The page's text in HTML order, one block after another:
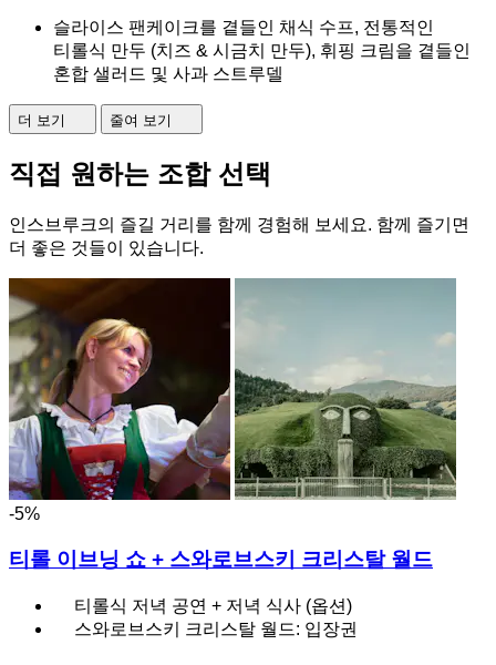
슬라이스 팬케이크를 곁들인 채식 수프, 전통적인
티롤식 만두 (치즈 & 시금치 만두), 휘핑 크림을 곁들인
혼합 샐러드 및 사과 스트루델
더 보기 줄여 보기
직접 원하는 조합 선택
인스브루크의 즐길 거리를 함께 경험해 보세요. 함께 즐기면
더 좋은 것들이 있습니다.
-5%
티롤 이브닝 쇼 + 스와로브스키 크리스탈 월드
티롤식 저녁 공연 + 저녁 식사 (옵션)
스와로브스키 크리스탈 월드: 입장권